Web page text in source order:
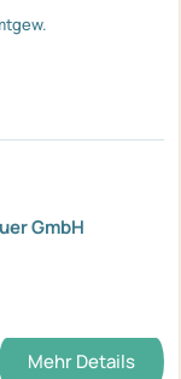
GmbH
Mehr Details